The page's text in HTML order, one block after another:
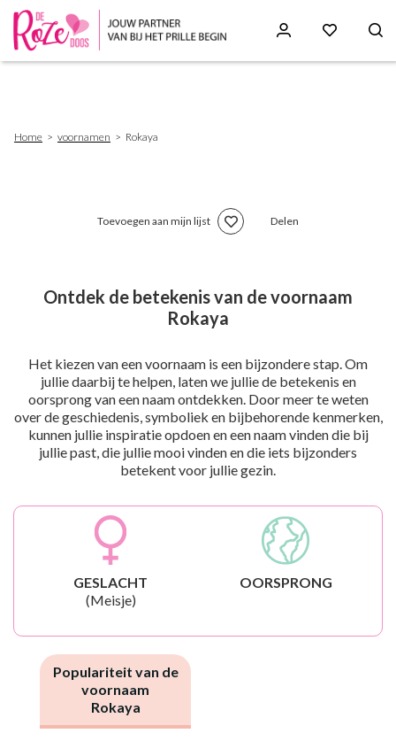
Home voornamen Rokaya
Toevoegen aan mijn lijst Delen
Ontdek de betekenis van de voornaam
Rokaya
Het kiezen van een voornaam is een bijzondere stap. Om
jullie daarbij te helpen, laten we jullie de betekenis en
oorsprong van een naam ontdekken. Door meer te weten
over de geschiedenis, symboliek en bijbehorende kenmerken,
kunnen jullie inspiratie opdoen en een naam vinden die bij
jullie past, die jullie mooi vinden en die iets bijzonders
betekent voor jullie gezin.
GESLACHT
(Meisje)
OORSPRONG
Populariteit van de
voornaam
Rokaya